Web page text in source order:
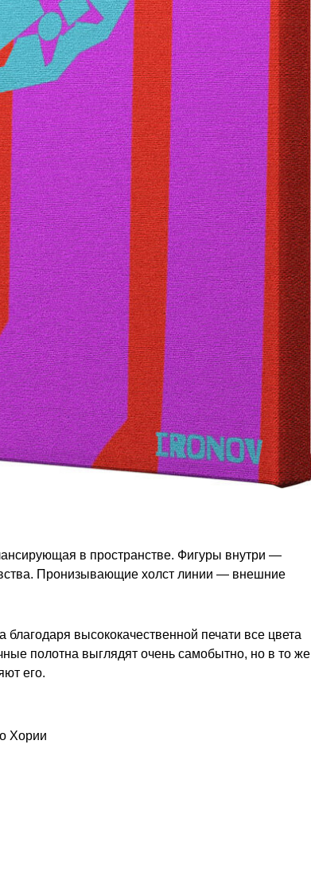
в пространстве. Фигуры внутри —
Пронизывающие холст линии — внешние
высококачественной печати все цвета
полотна выглядят очень самобытно, но в то же
его.
Хории